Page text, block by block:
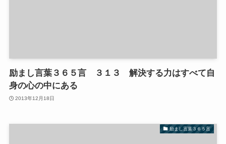
励まし言葉３６５言 ３１３ 解決する力はすべて自
身の心の中にある
2013年12月18日
励まし言葉３６５言